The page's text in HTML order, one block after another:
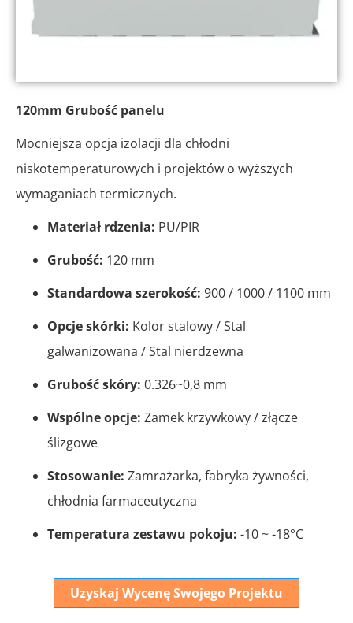
120mm Grubość panelu
Mocniejsza opcja izolacji dla chłodni
niskotemperaturowych i projektów o wyższych
wymaganiach termicznych.
Materiał rdzenia: PU/PIR
Grubość: 120 mm
Standardowa szerokość: 900 / 1000 / 1100 mm
Opcje skórki: Kolor stalowy / Stal
galwanizowana / Stal nierdzewna
Grubość skóry: 0.326~0,8 mm
Wspólne opcje: Zamek krzywkowy / złącze
ślizgowe
Stosowanie: Zamrażarka, fabryka żywności,
chłodnia farmaceutyczna
Temperatura zestawu pokoju: -10 ~ -18°C
Uzyskaj Wycenę Swojego Projektu